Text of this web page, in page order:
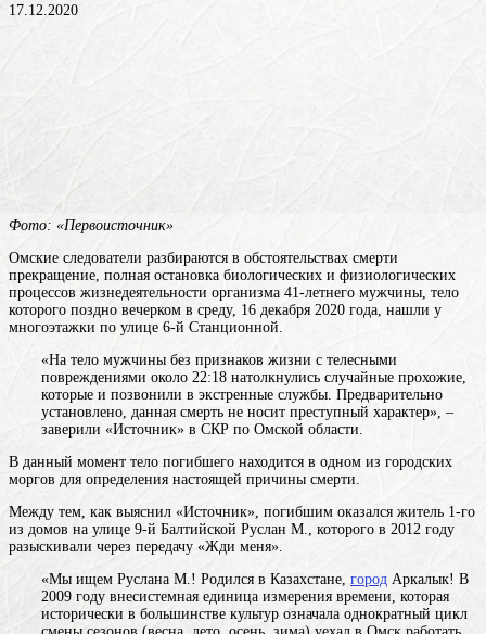
17.12.2020
Фото: «Первоисточник»
Омские следователи разбираются в обстоятельствах смерти
прекращение, полная остановка биологических и физиологических
процессов жизнедеятельности организма 41-летнего мужчины, тело
которого поздно вечерком в среду, 16 декабря 2020 года, нашли у
многоэтажки по улице 6-й Станционной.
«На тело мужчины без признаков жизни с телесными
повреждениями около 22:18 натолкнулись случайные прохожие,
которые и позвонили в экстренные службы. Предварительно
установлено, данная смерть не носит преступный характер», –
заверили «Источник» в СКР по Омской области.
В данный момент тело погибшего находится в одном из городских
моргов для определения настоящей причины смерти.
Между тем, как выяснил «Источник», погибшим оказался житель 1-го
из домов на улице 9-й Балтийской Руслан М., которого в 2012 году
разыскивали через передачу «Жди меня».
«Мы ищем Руслана М.! Родился в Казахстане, город Аркалык! В
2009 году внесистемная единица измерения времени, которая
исторически в большинстве культур означала однократный цикл